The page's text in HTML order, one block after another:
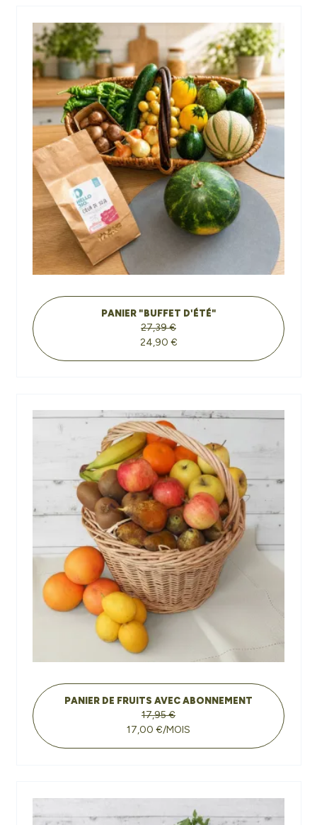
PANIER "BUFFET D'ÉTÉ"
27,39 €
24,90 €
PANIER DE FRUITS AVEC ABONNEMENT
17,95 €
17,00 €/MOIS